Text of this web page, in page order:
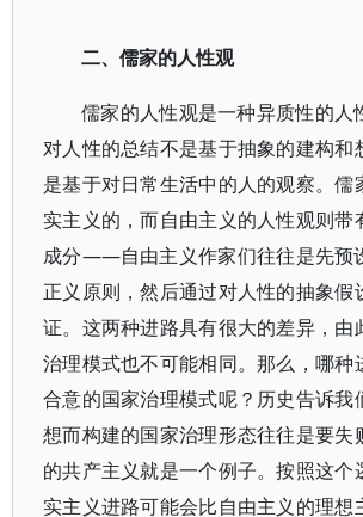
二、儒家的人性观
儒家的人性观是一种异质性的人
对人性的总结不是基于抽象的建构和
是基于对日常生活中的人的观察。儒
实主义的，而自由主义的人性观则带
成分——自由主义作家们往往是先预
正义原则，然后通过对人性的抽象假
证。这两种进路具有很大的差异，由
治理模式也不可能相同。那么，哪种
合意的国家治理模式呢？历史告诉我
想而构建的国家治理形态往往是要失
的共产主义就是一个例子。按照这个
实主义进路可能会比自由主义的理想